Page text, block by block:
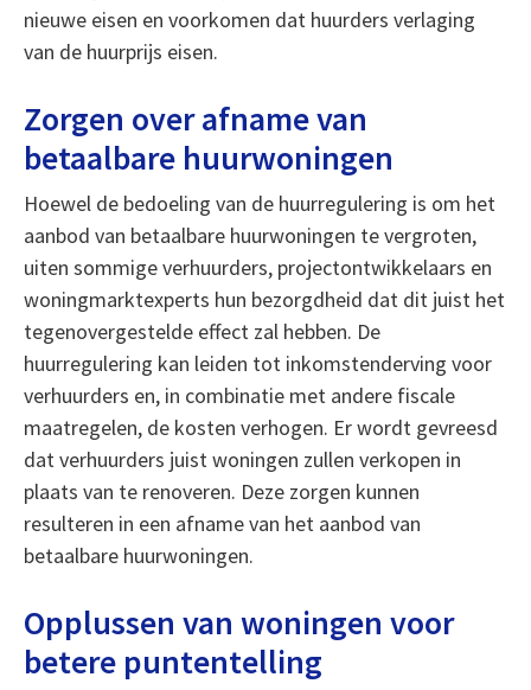
nieuwe eisen en voorkomen dat huurders verlaging
van de huurprijs eisen.
Zorgen over afname van
betaalbare huurwoningen
Hoewel de bedoeling van de huurregulering is om het
aanbod van betaalbare huurwoningen te vergroten,
uiten sommige verhuurders, projectontwikkelaars en
woningmarktexperts hun bezorgdheid dat dit juist het
tegenovergestelde effect zal hebben. De
huurregulering kan leiden tot inkomstenderving voor
verhuurders en, in combinatie met andere fiscale
maatregelen, de kosten verhogen. Er wordt gevreesd
dat verhuurders juist woningen zullen verkopen in
plaats van te renoveren. Deze zorgen kunnen
resulteren in een afname van het aanbod van
betaalbare huurwoningen.
Opplussen van woningen voor
betere puntentelling